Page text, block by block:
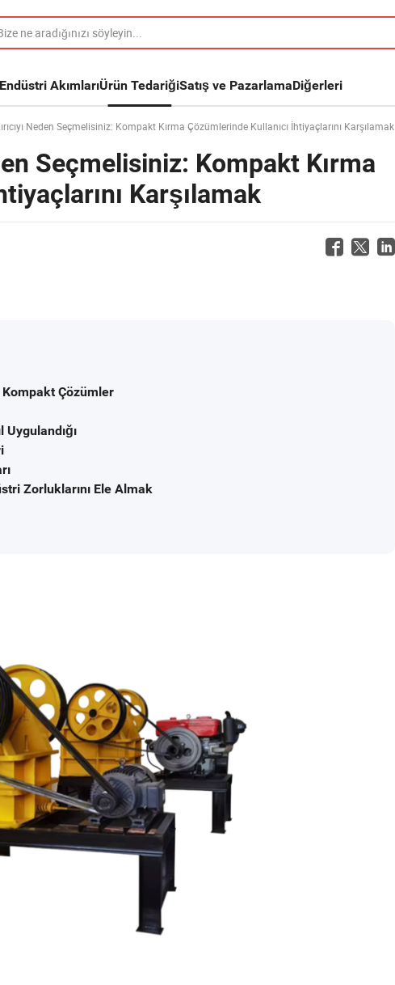
Endüstri AkımlarıÜrün TedariğiSatış ve PazarlamaDiğerleri
Neden Seçmelisiniz: Kompakt Kırma Çözümlerinde Kullanıcı İhtiyaçlarını Karşılamak
Seçmelisiniz: Kompakt Kırma
Karşılamak
Kompakt Çözümler
Uygulandığı
Zorluklarını Ele Almak